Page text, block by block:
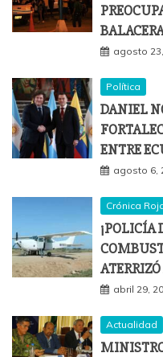
agosto
Política
DANIEL
ENTRE
agosto 6,
Crónica
¡POLICÍA
abril 29,
Actualidad